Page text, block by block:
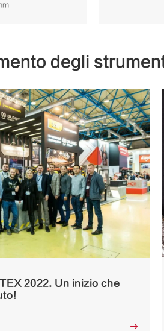
degli
2022. Un inizio che
